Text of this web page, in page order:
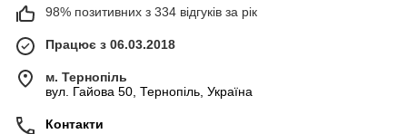
98% позитивних з 334 відгуків за рік
Працює з 06.03.2018
м. Тернопіль
вул. Гайова 50, Тернопіль, Україна
Контакти